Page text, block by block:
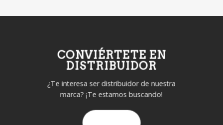
CONVIÉRTETE EN
DISTRIBUIDOR
¿Te interesa ser distribuidor de nuestra
marca? ¡Te estamos buscando!